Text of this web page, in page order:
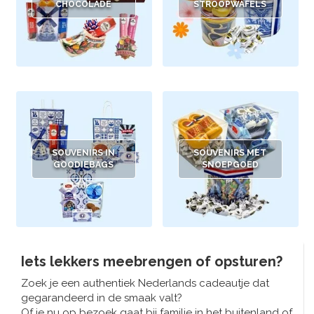
Wens & Ansichtkaarten
Pins - Speldjes
Wandborden - Gekleurd en Delfts blauw
Peper en Zout stelletjes
Speelkaarten
Delfts blauwe magneten
Delfts blauwe Fashionitems
CHOCOLADE
STROOPWAFELS
SOUVENIRS IN
GOODIEBAGS
SOUVENIRS MET
SNOEPGOED
Iets lekkers meebrengen of opsturen?
Zoek je een authentiek Nederlands cadeautje dat
gegarandeerd in de smaak valt?